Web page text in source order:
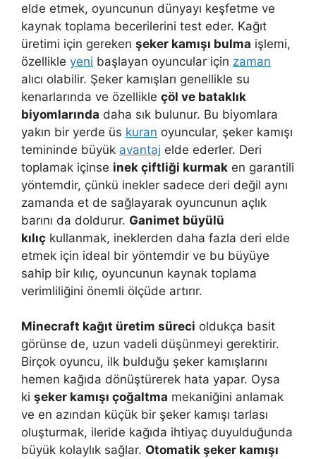
elde etmek, oyuncunun dünyayı keşfetme ve
kaynak toplama becerilerini test eder. Kağıt
üretimi için gereken şeker kamışı bulma işlemi,
özellikle yeni başlayan oyuncular için zaman
alıcı olabilir. Şeker kamışları genellikle su
kenarlarında ve özellikle çöl ve bataklık
biyomlarında daha sık bulunur. Bu biyomlara
yakın bir yerde üs kuran oyuncular, şeker kamışı
temininde büyük avantaj elde ederler. Deri
toplamak içinse inek çiftliği kurmak en garantili
yöntemdir, çünkü inekler sadece deri değil aynı
zamanda et de sağlayarak oyuncunun açlık
barını da doldurur. Ganimet büyülü
kılıç kullanmak, ineklerden daha fazla deri elde
etmek için ideal bir yöntemdir ve bu büyüye
sahip bir kılıç, oyuncunun kaynak toplama
verimliliğini önemli ölçüde artırır.
Minecraft kağıt üretim süreci oldukça basit
görünse de, uzun vadeli düşünmeyi gerektirir.
Birçok oyuncu, ilk bulduğu şeker kamışlarını
hemen kağıda dönüştürerek hata yapar. Oysa
ki şeker kamışı çoğaltma mekaniğini anlamak
ve en azından küçük bir şeker kamışı tarlası
oluşturmak, ileride kağıda ihtiyaç duyulduğunda
büyük kolaylık sağlar. Otomatik şeker kamışı